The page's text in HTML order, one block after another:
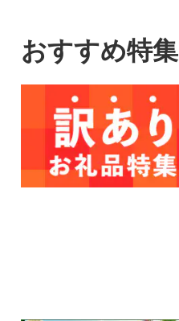
おすすめ特集